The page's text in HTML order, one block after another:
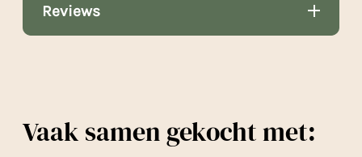
Reviews
Vaak samen gekocht met: